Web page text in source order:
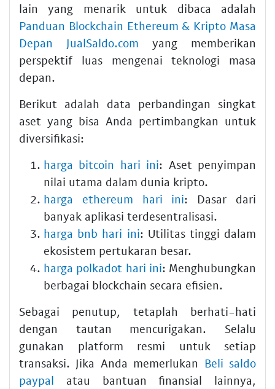
lain yang menarik untuk dibaca adalah
Panduan Blockchain Ethereum & Kripto Masa
Depan JualSaldo.com yang memberikan
perspektif luas mengenai teknologi masa
depan.
Berikut adalah data perbandingan singkat
aset yang bisa Anda pertimbangkan untuk
diversifikasi:
harga bitcoin hari ini: Aset penyimpan
nilai utama dalam dunia kripto.
harga ethereum hari ini: Dasar dari
banyak aplikasi terdesentralisasi.
harga bnb hari ini: Utilitas tinggi dalam
ekosistem pertukaran besar.
harga polkadot hari ini: Menghubungkan
berbagai blockchain secara efisien.
Sebagai penutup, tetaplah berhati-hati
dengan tautan mencurigakan. Selalu
gunakan platform resmi untuk setiap
transaksi. Jika Anda memerlukan Beli saldo
paypal atau bantuan finansial lainnya,